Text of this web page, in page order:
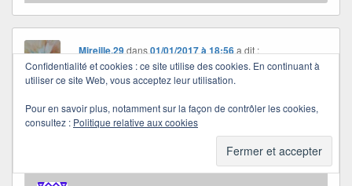
Mireille.29dans01/01/2017 à 18:56a dit :
Merci quichottine pour tes bon vœux.. Je te
souhaite une douce année 2017 , plein de
petit bonheurs à toi et ta famille.. Et le plus
important la santé….Douce soirée, je
Confidentialité et cookies : ce site utilise des cookies. En continuant à
utiliser ce site Web, vous acceptez leur utilisation.
Pour en savoir plus, notamment sur la façon de contrôler les cookies,
consultez : Politique relative aux cookies